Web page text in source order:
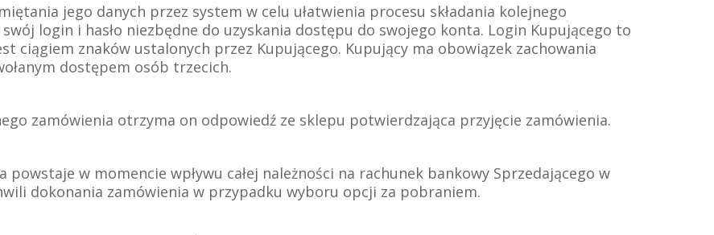
jego danych przez system w celu ułatwienia procesu składania kolejnego
login i hasło niezbędne do uzyskania dostępu do swojego konta. Login Kupującego to
ciągiem znaków ustalonych przez Kupującego. Kupujący ma obowiązek zachowania
dostępem osób trzecich.
zamówienia otrzyma on odpowiedź ze sklepu potwierdzająca przyjęcie zamówienia.
powstaje w momencie wpływu całej należności na rachunek bankowy Sprzedającego w
dokonania zamówienia w przypadku wyboru opcji za pobraniem.